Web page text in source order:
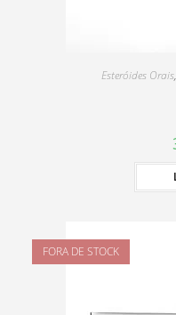
Esteróides Orais,
FORA DE STOCK